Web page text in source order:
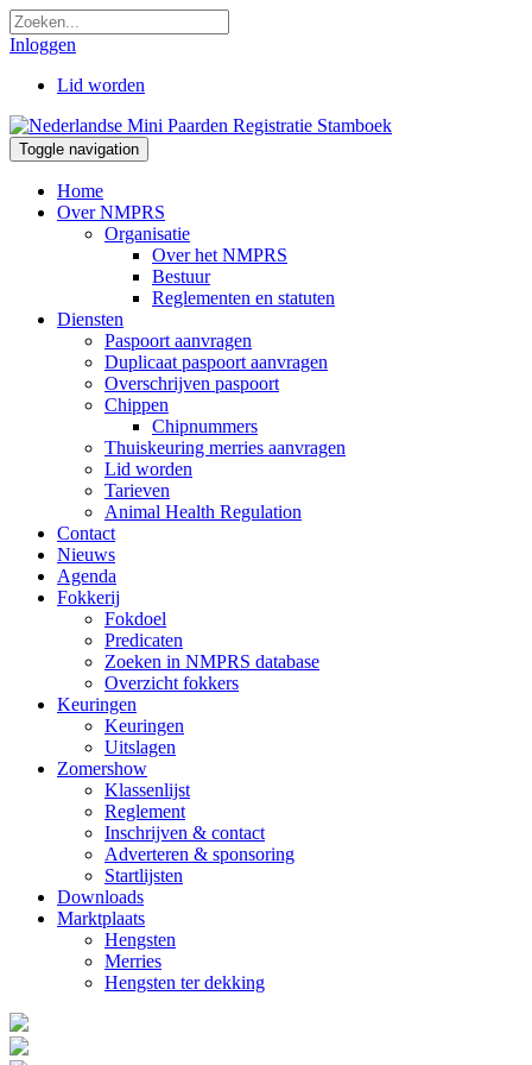
Inloggen
Lid worden
Toggle navigation
Home
Over NMPRS
Organisatie
Over het NMPRS
Bestuur
Reglementen en statuten
Diensten
Paspoort aanvragen
Duplicaat paspoort aanvragen
Overschrijven paspoort
Chippen
Chipnummers
Thuiskeuring merries aanvragen
Lid worden
Tarieven
Animal Health Regulation
Contact
Nieuws
Agenda
Fokkerij
Fokdoel
Predicaten
Zoeken in NMPRS database
Overzicht fokkers
Keuringen
Keuringen
Uitslagen
Zomershow
Klassenlijst
Reglement
Inschrijven & contact
Adverteren & sponsoring
Startlijsten
Downloads
Marktplaats
Hengsten
Merries
Hengsten ter dekking